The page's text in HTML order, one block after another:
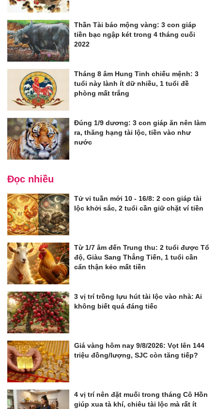
Thần Tài báo mộng vàng: 3 con giáp
tiền bạc ngập két trong 4 tháng cuối
2022
Tháng 8 âm Hung Tinh chiếu mệnh: 3
tuổi này lành ít dữ nhiều, 1 tuổi đề
phòng mất trắng
Đúng 1/9 dương: 3 con giáp ăn nên làm
ra, thăng hạng tài lộc, tiền vào như
nước
Đọc nhiều
Tử vi tuần mới 10 - 16/8: 2 con giáp tài
lộc khởi sắc, 2 tuổi cần giữ chặt ví tiền
Từ 1/7 âm đến Trung thu: 2 tuổi được Tổ
độ, Giàu Sang Thẳng Tiến, 1 tuổi cần
cẩn thận kẻo mất tiền
3 vị trí trồng lựu hút tài lộc vào nhà: Ai
không biết quá đáng tiếc
Giá vàng hôm nay 9/8/2026: Vọt lên 144
triệu đồng/lượng, SJC còn tăng tiếp?
4 vị trí nên đặt muối trong tháng Cô Hồn
giúp xua tà khí, chiêu tài lộc mà rất ít